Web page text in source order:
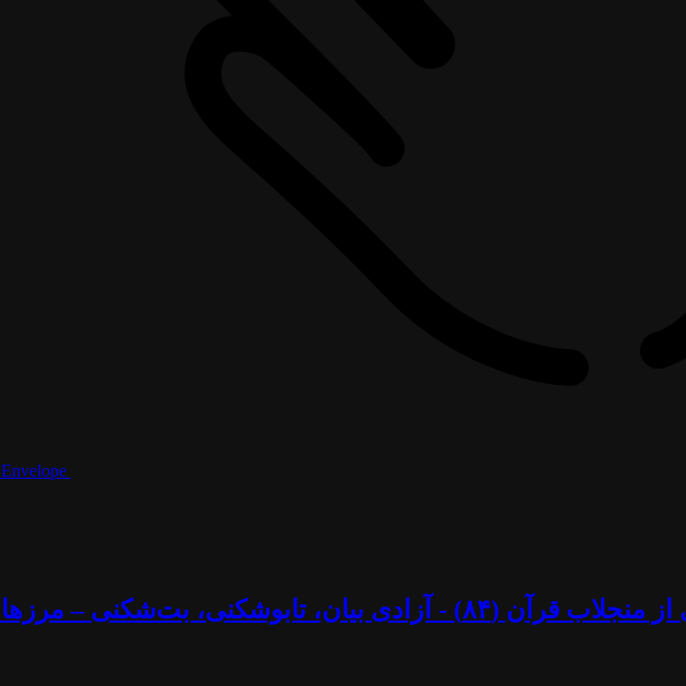
Envelope
بیان، تابوشکنی، بت‌شکنی – مرزها و محدودیت‌ها؟ - آزاد فارسانی